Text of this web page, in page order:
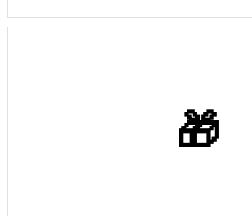
🎁